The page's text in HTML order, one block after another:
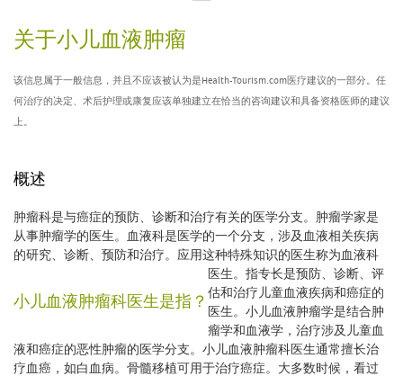
关于小儿血液肿瘤
该信息属于一般信息，并且不应该被认为是Health-Tourism.com医疗建议的一部分。任
何治疗的决定、术后护理或康复应该单独建立在恰当的咨询建议和具备资格医师的建议
上。
概述
肿瘤科是与癌症的预防、诊断和治疗有关的医学分支。肿瘤学家是
从事肿瘤学的医生。血液科是医学的一个分支，涉及血液相关疾病
的研究、诊断、预防和治疗。应用这种特殊知识的医生称为血液科
医生。
小儿血液肿瘤科医生是指？
指专长是预防、诊断、评
估和治疗儿童血液疾病和癌症的
医生。小儿血液肿瘤学是结合肿
瘤学和血液学，治疗涉及儿童血
液和癌症的恶性肿瘤的医学分支。小儿血液肿瘤科医生通常擅长治
疗血癌，如白血病。骨髓移植可用于治疗癌症。 大多数时候，看过